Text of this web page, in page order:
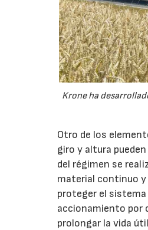
Krone ha
Otro de los
giro y altura
del régimen se
material continuo y
proteger el
accionamiento por
prolongar la vida